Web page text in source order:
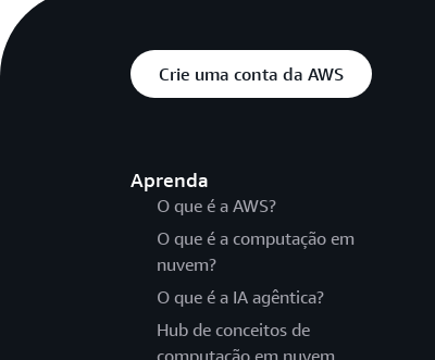
Crie uma conta da AWS
Aprenda
O que é a AWS?
O que é a computação em
nuvem?
O que é a IA agêntica?
Hub de conceitos de
computação em nuvem